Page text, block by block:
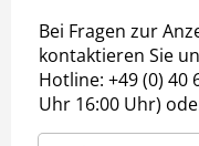
Bei Fragen zur
kontaktieren Sie
Hotline: +49 (0) 40
Uhr 16:00 Uhr)